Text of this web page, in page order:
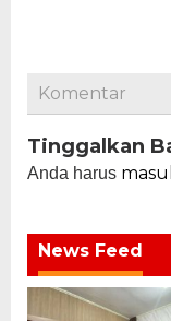
Komentar
Tinggalkan
Anda harus
News Feed